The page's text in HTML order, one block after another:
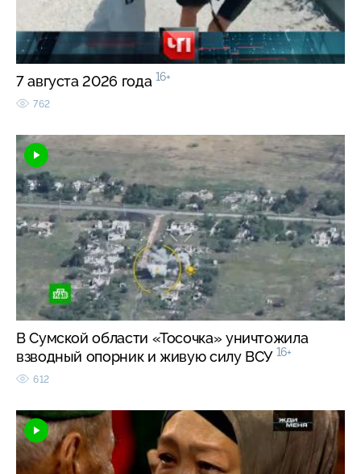
7 августа 2026 года 16+
762
В Сумской области «Тосочка» уничтожила
взводный опорник и живую силу ВСУ 16+
612